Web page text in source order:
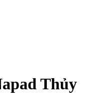
Thủy